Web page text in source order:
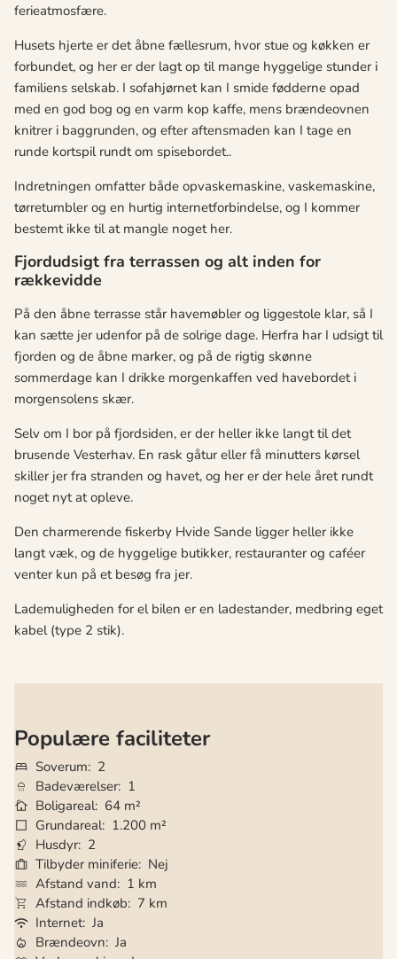
ferieatmosfære.
Husets hjerte er det åbne fællesrum, hvor stue og køkken er
forbundet, og her er der lagt op til mange hyggelige stunder i
familiens selskab. I sofahjørnet kan I smide fødderne opad
med en god bog og en varm kop kaffe, mens brændeovnen
knitrer i baggrunden, og efter aftensmaden kan I tage en
runde kortspil rundt om spisebordet..
Indretningen omfatter både opvaskemaskine, vaskemaskine,
tørretumbler og en hurtig internetforbindelse, og I kommer
bestemt ikke til at mangle noget her.
Fjordudsigt fra terrassen og alt inden for
rækkevidde
På den åbne terrasse står havemøbler og liggestole klar, så I
kan sætte jer udenfor på de solrige dage. Herfra har I udsigt til
fjorden og de åbne marker, og på de rigtig skønne
sommerdage kan I drikke morgenkaffen ved havebordet i
morgensolens skær.
Selv om I bor på fjordsiden, er der heller ikke langt til det
brusende Vesterhav. En rask gåtur eller få minutters kørsel
skiller jer fra stranden og havet, og her er der hele året rundt
noget nyt at opleve.
Den charmerende fiskerby Hvide Sande ligger heller ikke
langt væk, og de hyggelige butikker, restauranter og caféer
venter kun på et besøg fra jer.
Lademuligheden for el bilen er en ladestander, medbring eget
kabel (type 2 stik).
Populære faciliteter
Soverum
2
Badeværelser 1
Boligareal 64 m²
Grundareal 1.200 m²
Husdyr 2
Tilbyder miniferie Nej
Afstand vand
1 km
Afstand indkøb
7 km
Internet Ja
Brændeovn Ja